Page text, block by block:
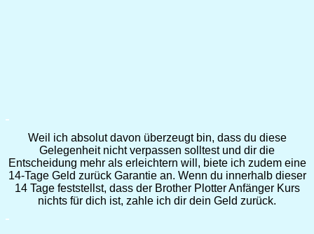
Weil ich absolut davon überzeugt bin, dass du diese
Gelegenheit nicht verpassen solltest und dir die
Entscheidung mehr als erleichtern will, biete ich zudem eine
14-Tage Geld zurück Garantie an. Wenn du innerhalb dieser
14 Tage feststellst, dass der Brother Plotter Anfänger Kurs
nichts für dich ist, zahle ich dir dein Geld zurück.